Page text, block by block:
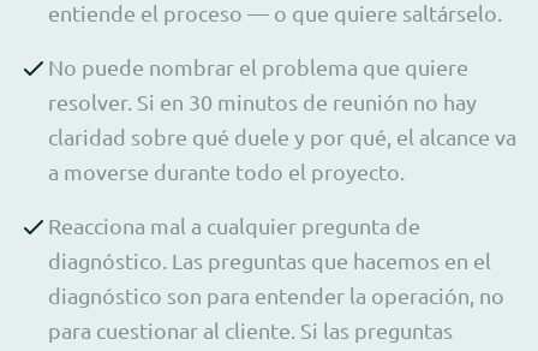
entiende el proceso — o que quiere saltárselo.
No puede nombrar el problema que quiere
resolver. Si en 30 minutos de reunión no hay
claridad sobre qué duele y por qué, el alcance va
a moverse durante todo el proyecto.
Reacciona mal a cualquier pregunta de
diagnóstico. Las preguntas que hacemos en el
diagnóstico son para entender la operación, no
para cuestionar al cliente. Si las preguntas